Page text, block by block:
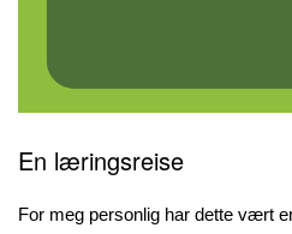
En læringsreise
For meg personlig har dette vært